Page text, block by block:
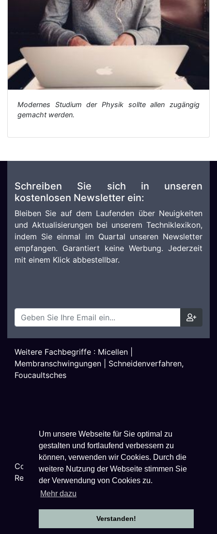
Um unsere Webseite für Sie optimal zu
gestalten und fortlaufend verbessern zu
können, verwenden wir Cookies. Durch die
weitere Nutzung der Webseite stimmen Sie
der Verwendung von Cookies zu.
Mehr dazu
Verstanden!
Modernes Studium der Physik sollte allen zugängig
gemacht werden.
Schreiben Sie sich in unseren
kostenlosen Newsletter ein:
Bleiben Sie auf dem Laufenden über Neuigkeiten
und Aktualisierungen bei unserem Techniklexikon,
indem Sie einmal im Quartal unseren Newsletter
empfangen. Garantiert keine Werbung. Jederzeit
mit einem Klick abbestellbar.
Weitere Fachbegriffe : Micellen
Membranschwingungen
Schneidenverfahren,
Foucaultsches
Copyright © 2026Techniklexikon.net - All Rights
Reserved.
Datenschutzhinweise